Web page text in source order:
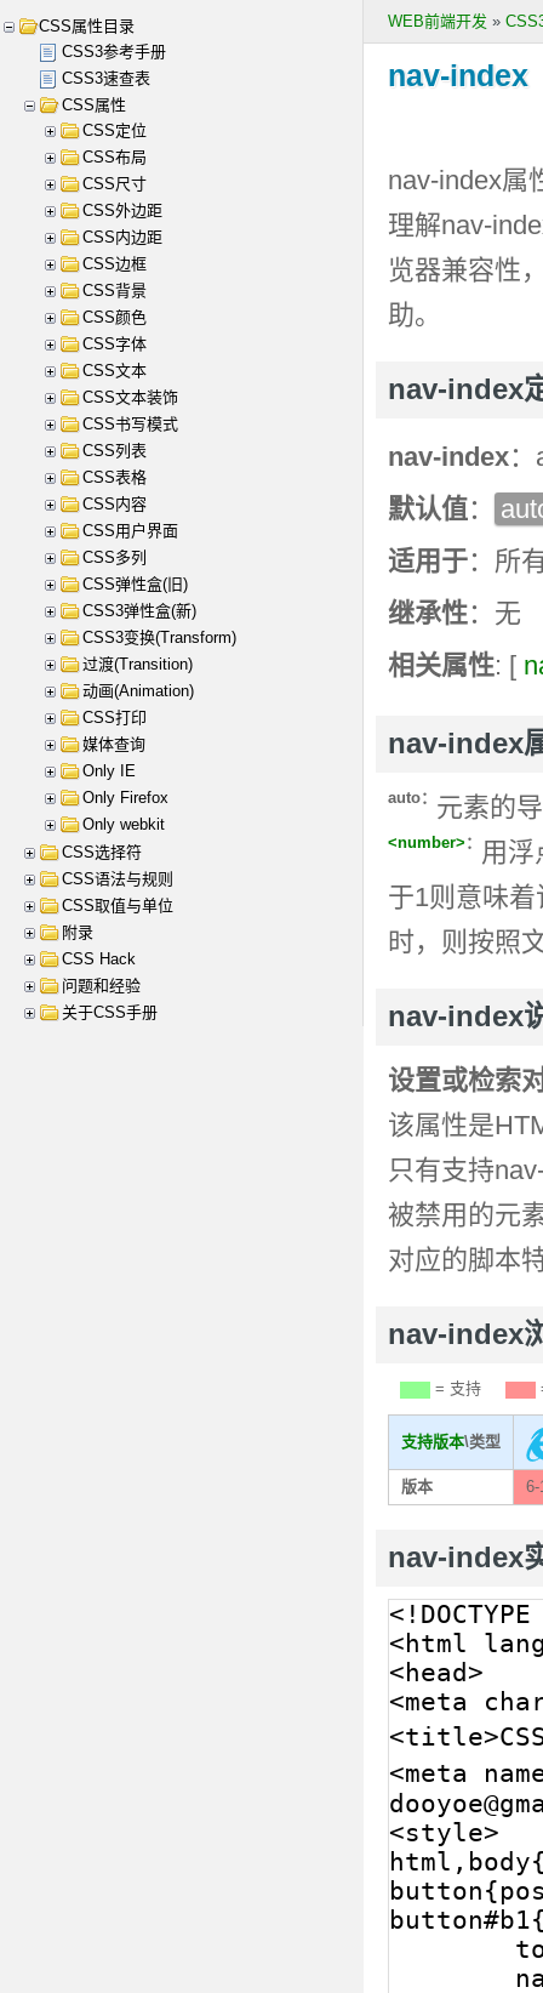
WEB前端开发 »
nav-index
nav-index属
理解nav-
览器兼容性
助。
nav-index
nav-index
默认值：
适用于：所
继承性：无
相关属性: [
nav-index
auto： 元素的
<number> ：
用浮
于1则意味
时，则按照
nav-index
设置或检索
该属性是
只有支持
被禁用的元
对应的脚本
nav-index
= 支持
支持版本\类型
版本 6-
nav-index
CSS属性目录
CSS3参考手册
CSS3速查表
CSS属性
CSS定位
CSS布局
CSS尺寸
CSS外边距
CSS内边距
CSS边框
CSS背景
CSS颜色
CSS字体
CSS文本
CSS文本装饰
CSS书写模式
CSS列表
CSS表格
CSS内容
CSS用户界面
CSS多列
CSS弹性盒(旧)
CSS3弹性盒(新)
CSS3变换(Transform)
过渡(Transition)
动画(Animation)
CSS打印
媒体查询
Only IE
Only Firefox
Only webkit
CSS选择符
CSS语法与规则
CSS取值与单位
附录
CSS Hack
问题和经验
关于CSS手册